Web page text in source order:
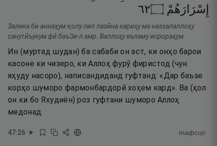
إِسْرَارَهُمْ ۝٢٦
Залика би аннаҳум қолу лил лазӣна кариҳу ма наззалаллоҳу
санутӣъукум фӣ баъЗи-л амр. Валлоҳу яъламу исрораҳум.
Ин (муртад шудан) ба сабаби он аст, ки онҳо барои
касоне ки чизеро, ки Аллоҳ фурӯ фиристод (чун
яҳуду насоро), написандиданд гуфтанд: «Дар баъзе
корҳо шуморо фармонбардорӣ хоҳем кард». Ва (ҳол
он ки бо Яхудиён) роз гуфтани шуморо Аллоҳ
медонад.
47:26 тафсир